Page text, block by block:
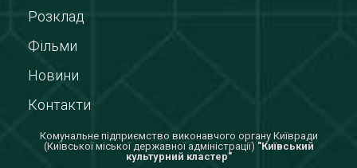
Розклад
Фільми
Новини
Контакти
Комунальне підприємство виконавчого органу Київради
(Київської міської державної адміністрації) "Київський
культурний кластер"